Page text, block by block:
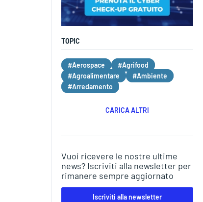
TOPIC
#Aerospace
#Agrifood
#Agroalimentare
#Ambiente
#Arredamento
CARICA ALTRI
Vuoi ricevere le nostre ultime
news? Iscriviti alla newsletter per
rimanere sempre aggiornato
Iscriviti alla newsletter